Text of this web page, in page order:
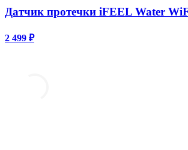
Датчик протечки iFEEL Water
2 499 ₽